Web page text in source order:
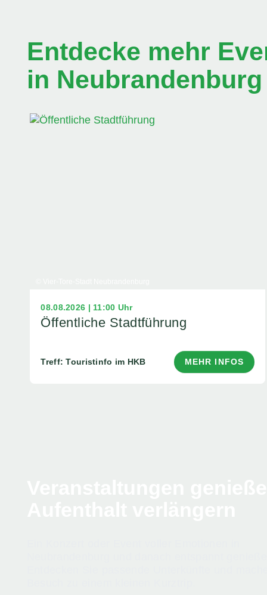
Entdecke mehr
in Neubrandenburg
08.08.2026 | 11:00 Uhr
Öffentliche Stadtführung
Treff: Touristinfo im HKB MEHR INFOS